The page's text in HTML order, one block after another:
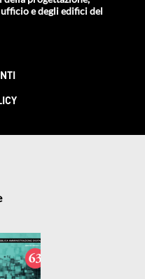
e degli edifici del